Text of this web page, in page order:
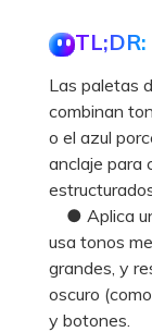
TL;DR:
Las paletas
combinan
o el azul
anclaje para
● Aplica un
usa tonos
grandes, y
oscuro
y botones.